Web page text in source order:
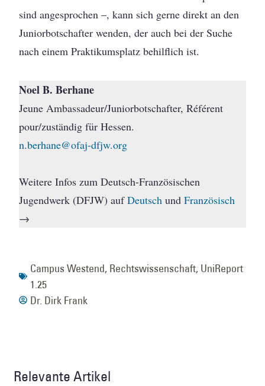
sind angesprochen –, kann sich gerne direkt an den
Juniorbotschafter wenden, der auch bei der Suche
nach einem Praktikumsplatz behilflich ist.
Noel B. Berhane
Jeune Ambassadeur/Juniorbotschafter, Référent
pour/zuständig für Hessen.
n.berhane@ofaj-dfjw.org
Weitere Infos zum Deutsch-Französischen
Jugendwerk (DFJW) aufDeutsch undFranzösisch
→
Campus Westend, Rechtswissenschaft, UniReport
1.25
Dr. Dirk Frank
Relevante Artikel